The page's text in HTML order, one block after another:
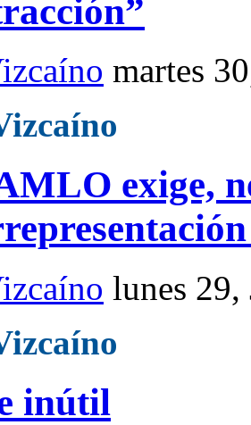
martes
exige,
lunes
inútil